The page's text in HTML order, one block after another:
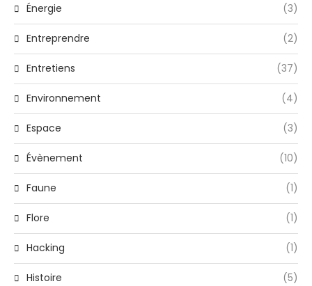
Énergie (3)
Entreprendre (2)
Entretiens (37)
Environnement (4)
Espace (3)
Évènement (10)
Faune (1)
Flore (1)
Hacking (1)
Histoire (5)